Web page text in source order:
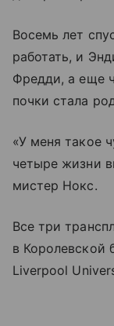
Восемь лет
работать, и
Фредди, а еще
почки стала
«У меня такое
четыре жизни
мистер Нокс.
Все три
в Королевской
Liverpool